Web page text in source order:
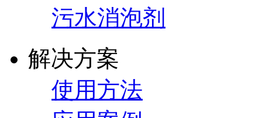
污水消泡剂
解决方案
使用方法